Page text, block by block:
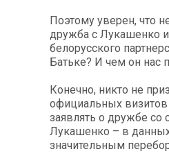
Поэтому уверен, что
дружба с Лукашенко
белорусского
Батьке? И чем он нас
Конечно, никто не
официальных
заявлять о дружбе со
Лукашенко – в данных
значительным